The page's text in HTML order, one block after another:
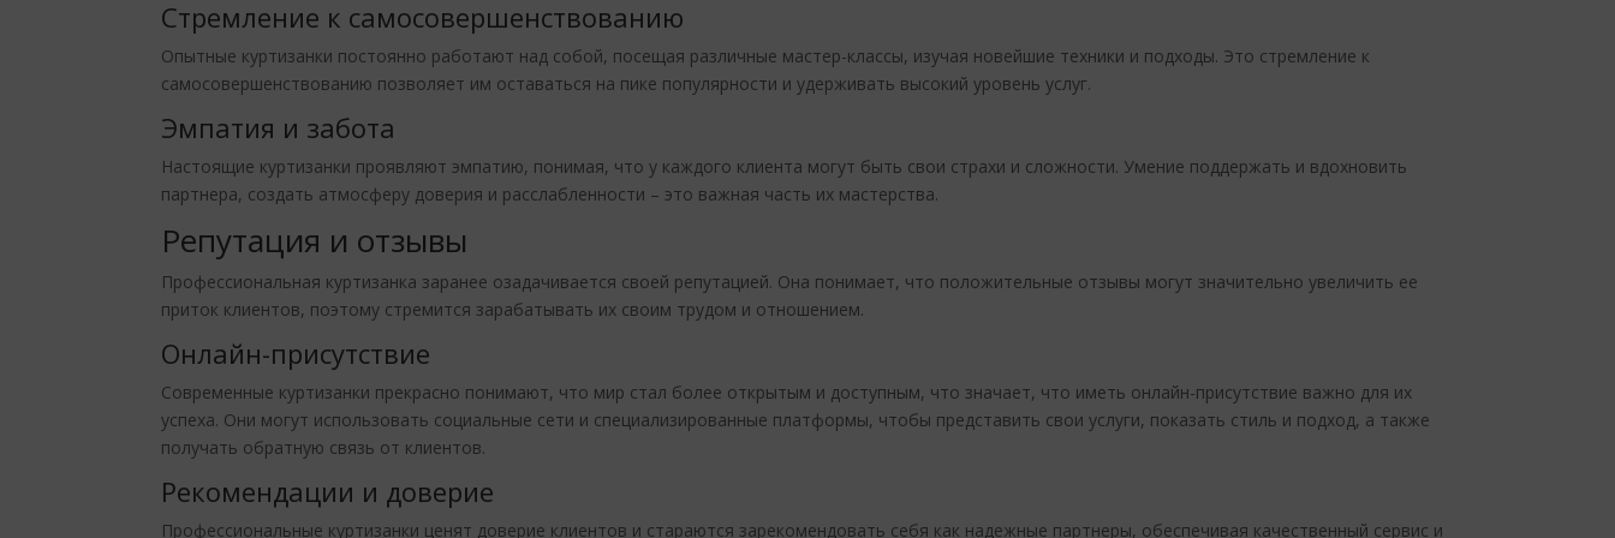
Стремление к самосовершенствованию
Опытные куртизанки постоянно работают над собой, посещая различные мастер-классы, изучая новейшие техники и подходы. Это стремление к
самосовершенствованию позволяет им оставаться на пике популярности и удерживать высокий уровень услуг.
Эмпатия и забота
Настоящие куртизанки проявляют эмпатию, понимая, что у каждого клиента могут быть свои страхи и сложности. Умение поддержать и вдохновить
партнера, создать атмосферу доверия и расслабленности – это важная часть их мастерства.
Репутация и отзывы
Профессиональная куртизанка заранее озадачивается своей репутацией. Она понимает, что положительные отзывы могут значительно увеличить ее
приток клиентов, поэтому стремится зарабатывать их своим трудом и отношением.
Онлайн-присутствие
Современные куртизанки прекрасно понимают, что мир стал более открытым и доступным, что значает, что иметь онлайн-присутствие важно для их
успеха. Они могут использовать социальные сети и специализированные платформы, чтобы представить свои услуги, показать стиль и подход, а также
получать обратную связь от клиентов.
Рекомендации и доверие
Профессиональные куртизанки ценят доверие клиентов и стараются зарекомендовать себя как надежные партнеры, обеспечивая качественный сервис и